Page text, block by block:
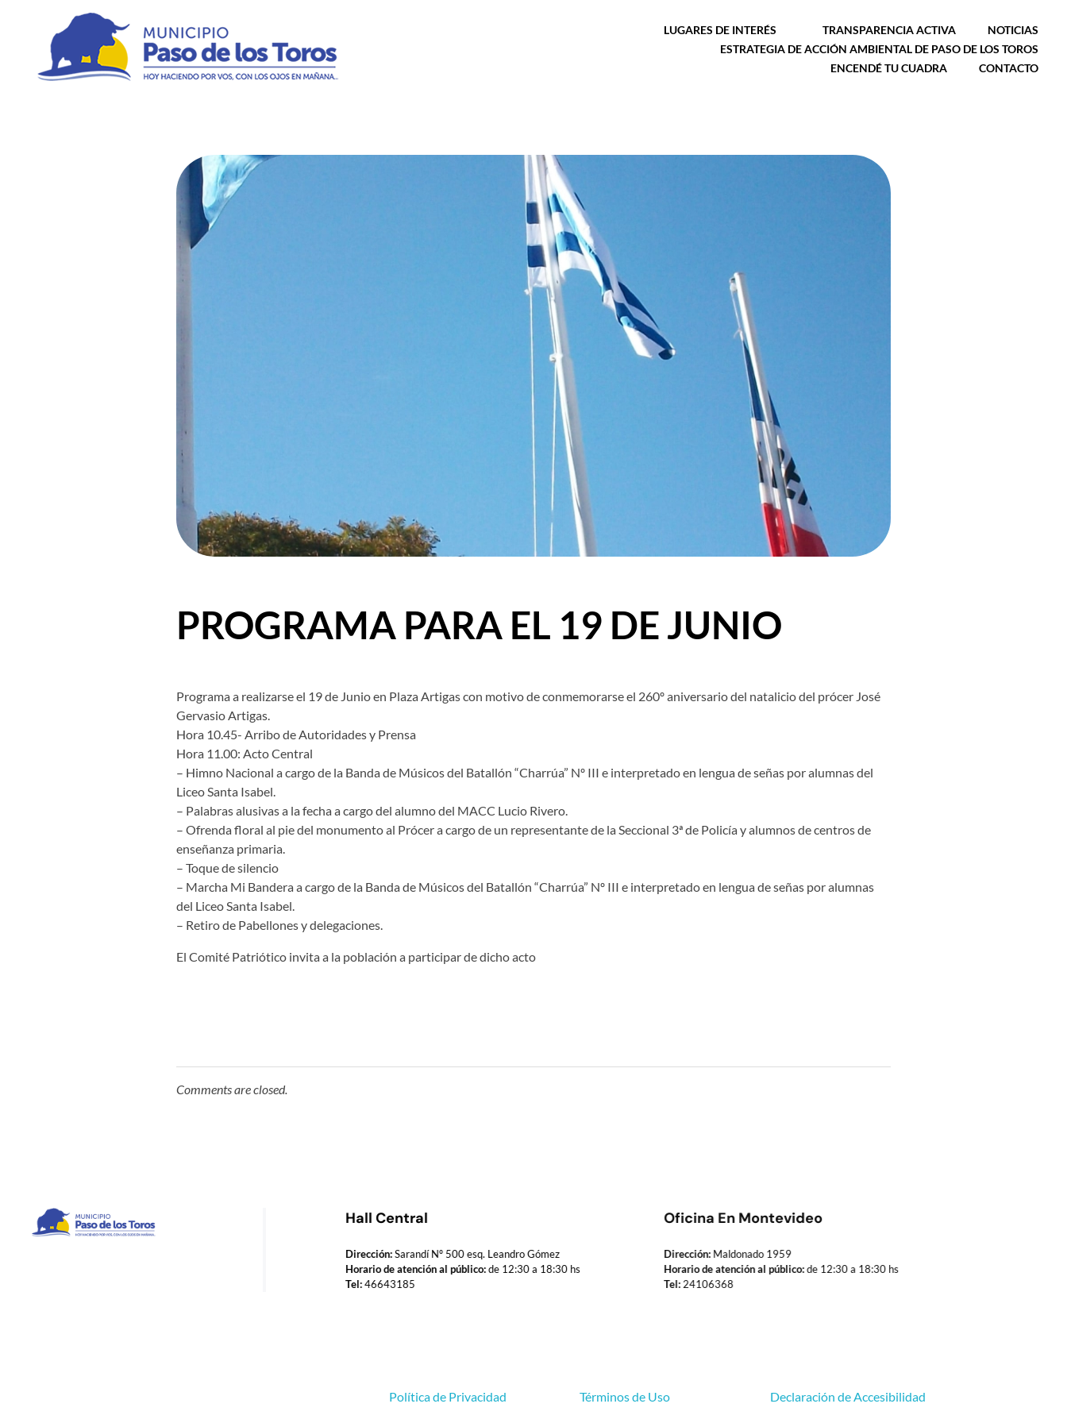
LUGARES DE INTERÉS TRANSPARENCIA ACTIVA
NOTICIAS
ESTRATEGIA DE ACCIÓN AMBIENTAL DE PASO DE LOS TOROS
ENCENDÉ TU CUADRA
CONTACTO
PROGRAMA PARA EL 19 DE JUNIO
Programa a realizarse el 19 de Junio en Plaza Artigas con motivo de conmemorarse el 260º aniversario del natalicio del prócer José
Gervasio Artigas.
Hora 10.45- Arribo de Autoridades y Prensa
Hora 11.00: Acto Central
– Himno Nacional a cargo de la Banda de Músicos del Batallón “Charrúa” Nº III e interpretado en lengua de señas por alumnas del
Liceo Santa Isabel.
– Palabras alusivas a la fecha a cargo del alumno del MACC Lucio Rivero.
– Ofrenda floral al pie del monumento al Prócer a cargo de un representante de la Seccional 3ª de Policía y alumnos de centros de
enseñanza primaria.
– Toque de silencio
– Marcha Mi Bandera a cargo de la Banda de Músicos del Batallón “Charrúa” Nº III e interpretado en lengua de señas por alumnas
del Liceo Santa Isabel.
– Retiro de Pabellones y delegaciones.
El Comité Patriótico invita a la población a participar de dicho acto
Comments are closed.
Hall Central
Dirección:Sarandí Nº 500 esq. Leandro Gómez
Horario de atención al público:de 12:30 a 18:30 hs
Tel:46643185
Oficina En Montevideo
Dirección:Maldonado 1959
Horario de atención al público:de 12:30 a 18:30 hs
Tel:24106368
Política de Privacidad Términos de Uso Declaración de Accesibilidad